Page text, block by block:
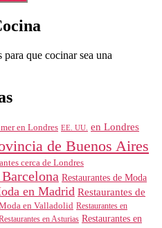
que cocinar sea una
en Londres EE. UU. en Londres
de Buenos Aires
cerca de Londres
Restaurantes de Moda
en Madrid Restaurantes de
en Valladolid Restaurantes en
en Asturias Restaurantes en